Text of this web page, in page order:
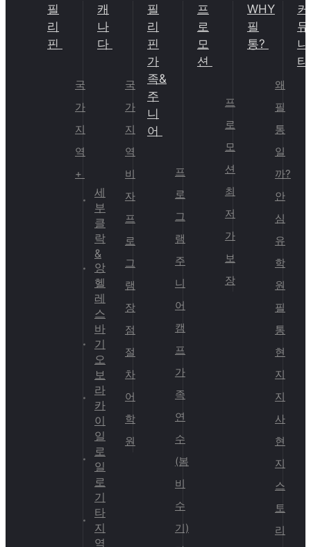
필
리
핀
국
가
지
역
+
세
부
클
락
&
앙
헬
레
스
바
기
오
보
라
카
이
일
로
일
로
기
타
지
역
캐
나
다
국
가
지
역
비
자
프
로
그
램
장
점
절
차
어
학
원
필
리
핀
가
족&
주
니
어
프
로
그
램
주
니
어
캠
프
가
족
연
수
(봄
비
수
기)
프
로
모
션
프
로
모
션
최
저
가
보
장
WHY
필
통?
왜
필
통
일
까?
안
심
유
학
원
필
통
현
지
지
사
현
지
스
토
리
커
뮤
니
티